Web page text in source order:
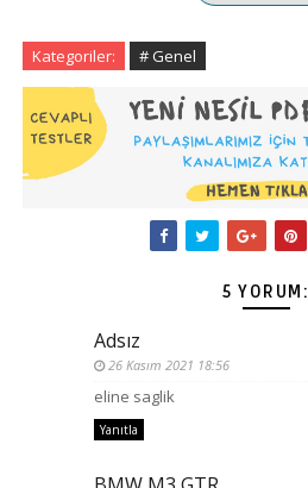
Kategoriler: # Genel
5 YORUM:
Adsız
26 Kasım 2021 18:56
eline saglik
Yanıtla